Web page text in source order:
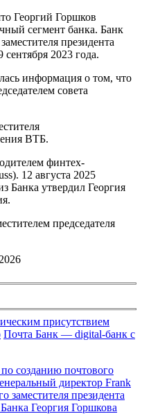
Георгий Горшков
сегмент банка. Банк
президента
2023 года.
информация о том, что
совета
ВТБ.
финтех-
12 августа 2025
Банка утвердил Георгия
председателя
Почта Банк — digital-банк с
созданию почтового
директор Frank
заместителя президента
Георгия Горшкова